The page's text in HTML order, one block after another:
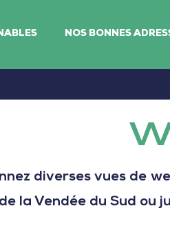
NOS BONNES
diverses vues de
la Vendée du Sud ou